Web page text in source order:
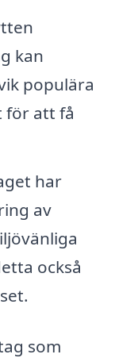
kan
populära
för att få
har
av
också
som